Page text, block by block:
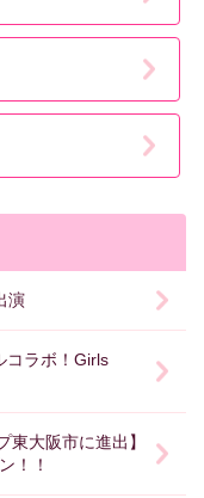
演
コラボ！Girls
東大阪市に進出】
！！